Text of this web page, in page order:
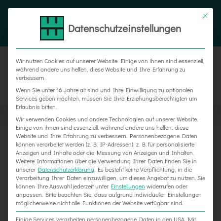
Zum
FacebookInstagram
Xing
20 Jahre KOSMETIK international Messe GmbH
Datenschutzeinstellungen
Wir nutzen Cookies auf unserer Website. Einige von ihnen sind essenziell,
während andere uns helfen, diese Website und Ihre Erfahrung zu
verbessern.
Wenn Sie unter 16 Jahre alt sind und Ihre Einwilligung zu optionalen
Services geben möchten, müssen Sie Ihre Erziehungsberechtigten um
Erlaubnis bitten.
Wir verwenden Cookies und andere Technologien auf unserer Website.
Einige von ihnen sind essenziell, während andere uns helfen, diese
Website und Ihre Erfahrung zu verbessern. Personenbezogene Daten
können verarbeitet werden (z. B. IP-Adressen), z. B. für personalisierte
Anzeigen und Inhalte oder die Messung von Anzeigen und Inhalten.
Weitere Informationen über die Verwendung Ihrer Daten finden Sie in
unserer Datenschutzerklärung Es besteht keine Verpflichtung, in die
Verarbeitung Ihrer Daten einzuwilligen, um dieses Angebot zu nutzen. Sie
können Ihre Auswahl jederzeit unter Einstellungen widerrufen oder
anpassen. Bitte beachten Sie, dass aufgrund individueller Einstellungen
möglicherweise nicht alle Funktionen der Website verfügbar sind.
Einige Services verarbeiten personenbezogene Daten in den USA. Mit